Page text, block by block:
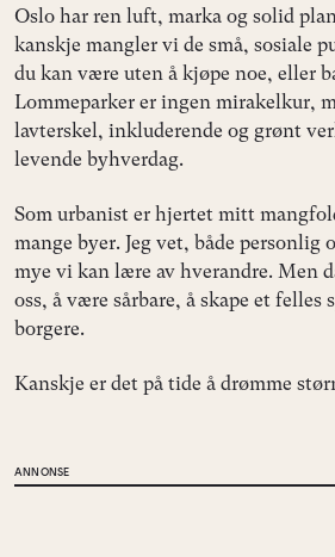
Oslo har ren luft, marka og solid
kanskje mangler vi de små, sosiale
du kan være uten å kjøpe noe, eller
Lommeparker er ingen mirakelkur,
lavterskel, inkluderende og grønt
levende byhverdag.
Som urbanist er hjertet mitt
mange byer. Jeg vet, både
mye vi kan lære av hverandre. Men
oss, å være sårbare, å skape et felles
borgere.
Kanskje er det på tide å drømme
ANNONSE